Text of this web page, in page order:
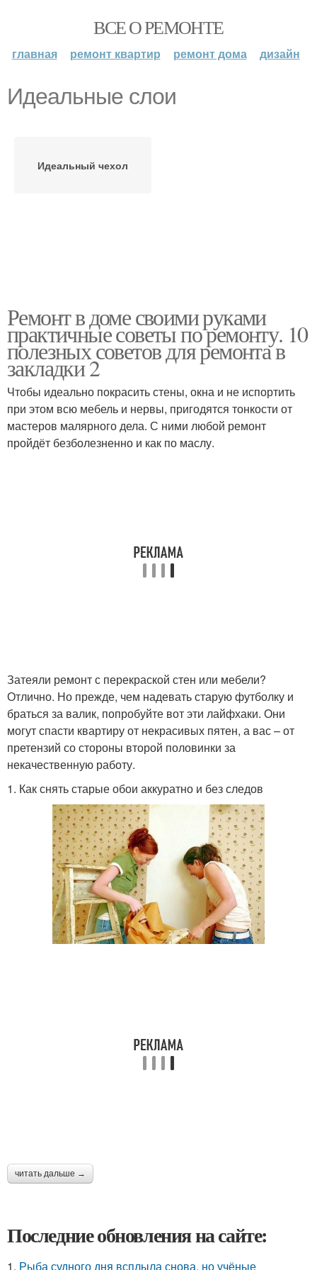
ВСЕ О РЕМОНТЕ
главная ремонт квартир ремонт дома дизайн
Идеальные слои
Идеальный чехол
Ремонт в доме своими руками
практичные советы по ремонту. 10
полезных советов для ремонта в
закладки 2
Чтобы идеально покрасить стены, окна и не испортить
при этом всю мебель и нервы, пригодятся тонкости от
мастеров малярного дела. С ними любой ремонт
пройдёт безболезненно и как по маслу.
Затеяли ремонт с перекраской стен или мебели?
Отлично. Но прежде, чем надевать старую футболку и
браться за валик, попробуйте вот эти лайфхаки. Они
могут спасти квартиру от некрасивых пятен, а вас – от
претензий со стороны второй половинки за
некачественную работу.
1. Как снять старые обои аккуратно и без следов
читать дальше →
Последние обновления на сайте:
1. Рыба судного дня всплыла снова, но учёные